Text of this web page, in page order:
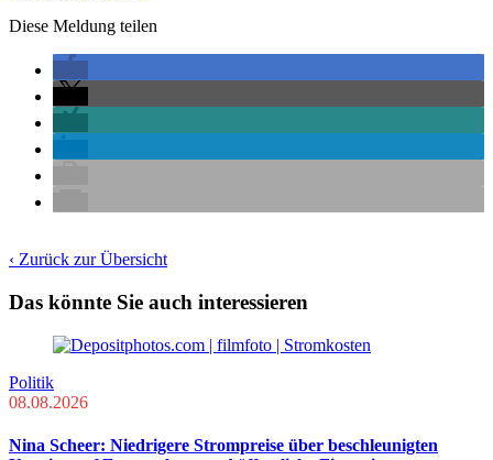
Diese Meldung teilen
‹ Zurück zur Übersicht
Das könnte Sie auch interessieren
Politik
08.08.2026
Nina Scheer: Niedrigere Strompreise über beschleunigten